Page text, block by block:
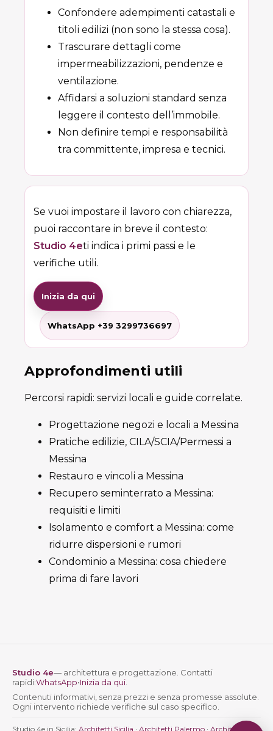
Confondere adempimenti catastali e
titoli edilizi (non sono la stessa cosa).
Trascurare dettagli come
impermeabilizzazioni, pendenze e
ventilazione.
Affidarsi a soluzioni standard senza
leggere il contesto dell’immobile.
Non definire tempi e responsabilità
tra committente, impresa e tecnici.
Se vuoi impostare il lavoro con chiarezza,
puoi raccontare in breve il contesto:
Studio 4eti indica i primi passi e le
verifiche utili.
Inizia da qui
WhatsApp +39 3299736697
Approfondimenti utili
Percorsi rapidi: servizi locali e guide correlate.
Progettazione negozi e locali a Messina
Pratiche edilizie, CILA/SCIA/Permessi a
Messina
Restauro e vincoli a Messina
Recupero seminterrato a Messina:
requisiti e limiti
Isolamento e comfort a Messina: come
ridurre dispersioni e rumori
Condominio a Messina: cosa chiedere
prima di fare lavori
Studio 4e— architettura e progettazione. Contatti
rapidi:WhatsApp•Inizia da qui.
Contenuti informativi, senza prezzi e senza promesse assolute.
Ogni intervento richiede verifiche sul caso specifico.
Studio 4e in Sicilia: Architetti Sicilia · Architetti Palermo · Architetti